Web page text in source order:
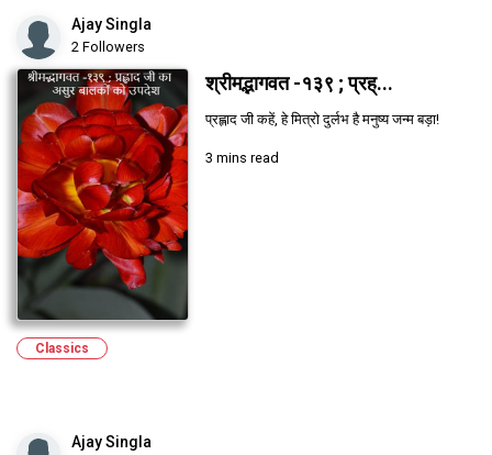
Ajay Singla
2 Followers
श्रीमद्भागवत -१३९ ; प्रह्...
प्रह्लाद जी कहें, हे मित्रो दुर्लभ है मनुष्य जन्म बड़ा!
3 mins read
Classics
Ajay Singla